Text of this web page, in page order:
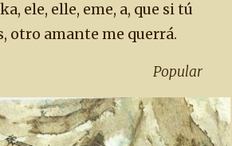
ele, elle, eme, a, que si tú
otro amante me querrá.
Popular